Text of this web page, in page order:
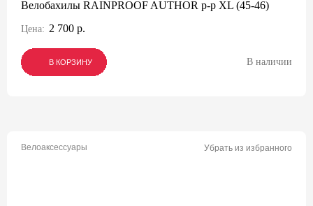
Велобахилы RAINPROOF AUTHOR р-р XL (45-46)
Цена: 2 700 р.
В КОРЗИНУ
В КОРЗИНУ
В КОРЗИНУ В наличии
Велоаксессуары Убрать из избранного